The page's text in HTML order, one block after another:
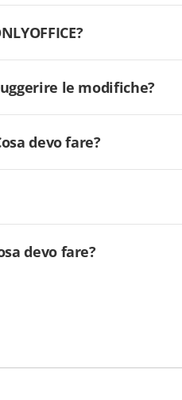
le modifiche?
devo fare?
devo fare?